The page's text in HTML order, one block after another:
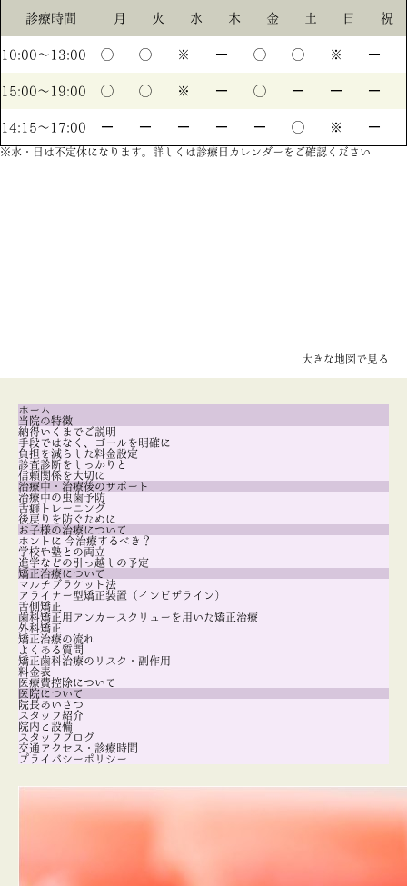
診療時間 月 火 水 木 金 土 日 祝
10:00〜13:00 ◯ ◯ ※ ー ◯ ◯ ※ ー
15:00〜19:00 ◯ ◯ ※ ー ◯ ー ー ー
14:15〜17:00 ー ー ー ー ー ◯ ※ ー
※水・日は不定休になります。詳しくは診療日カレンダーをご確認ください
大きな地図で見る
ホーム
当院の特徴
納得いくまでご説明
手段ではなく、ゴールを明確に
負担を減らした料金設定
診査診断をしっかりと
信頼関係を大切に
治療中・治療後のサポート
治療中の虫歯予防
舌癖トレーニング
後戻りを防ぐために
お子様の治療について
ホントに 今治療するべき？
学校や塾との両立
進学などの引っ越しの予定
矯正治療について
マルチブラケット法
アライナー型矯正装置（インビザライン）
舌側矯正
歯科矯正用アンカースクリューを用いた矯正治療
外科矯正
矯正治療の流れ
よくある質問
矯正歯科治療のリスク・副作用
料金表
医療費控除について
医院について
院長あいさつ
スタッフ紹介
院内と設備
スタッフブログ
交通アクセス・診療時間
プライバシーポリシー